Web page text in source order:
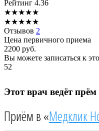
Рейтинг 4.36
★★★★★
★★★★★
Отзывов 2
Цена первичного приема
2200 руб.
Вы можете записаться к
52
Этот врач ведёт
Приём в «Медклик